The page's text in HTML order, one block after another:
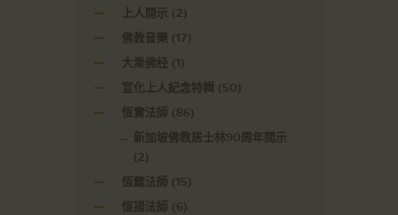
上人開示 (2)
佛教音樂 (17)
大乘佛经 (1)
宣化上人紀念特輯 (50)
恆實法師 (86)
新加坡佛教居士林90周年開示
(2)
恆懿法師 (15)
恆揚法師 (6)